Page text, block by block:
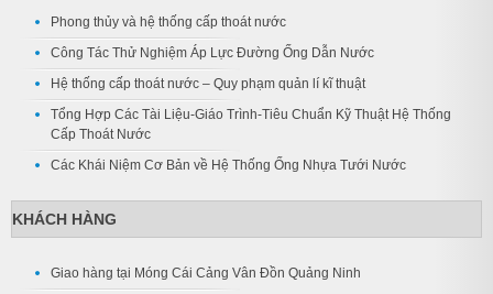
Phong thủy và hệ thống cấp thoát nước
Công Tác Thử Nghiệm Áp Lực Đường Ống Dẫn Nước
Hệ thống cấp thoát nước – Quy phạm quản lí kĩ thuật
Tổng Hợp Các Tài Liệu-Giáo Trình-Tiêu Chuẩn Kỹ Thuật Hệ Thống
Cấp Thoát Nước
Các Khái Niệm Cơ Bản về Hệ Thống Ống Nhựa Tưới Nước
KHÁCH HÀNG
Giao hàng tại Móng Cái Cảng Vân Đồn Quảng Ninh